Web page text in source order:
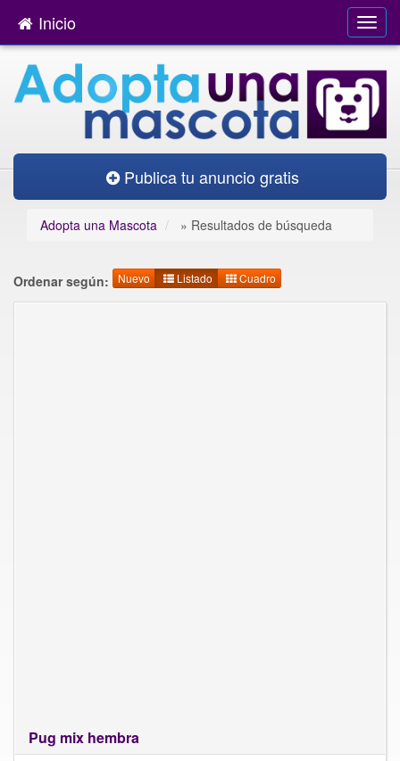
Inicio
Publica tu anuncio gratis
Adopta una Mascota » Resultados de búsqueda
Ordenar según: Nuevo Listado Cuadro
Pug mix hembra